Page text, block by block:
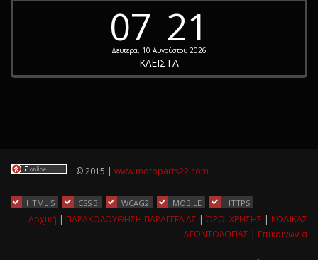
07 21
Δευτέρα, 10 Αυγούστου 2026
ΚΛΕΙΣΤΑ
© 2015 | www.motoparts22.com
HTML 5 CSS 3 WCAG2 MOBILE HTTPS
Αρχική | ΠΑΡΑΚΟΛΟΥΘΗΣΗ ΠΑΡΑΓΓΕΛΙΑΣ |ΌΡΟΙ ΧΡΗΣΗΣ | ΚΩΔΙΚΑΣ
ΔΕΟΝΤΟΛΟΓΙΑΣ | Επικοινωνία